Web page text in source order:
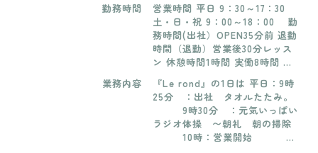
ルバイト】 時給1,300円（最低
賃金以上）※要相談/平日週２回
勤務、３時間～/土、日どちらか
勤務６時間～
勤務時間
営業時間 平日 9：30～17：30
土・日・祝 9：00～18：00 勤
務時間(出社）OPEN35分前 退勤
時間（退勤）営業後30分レッス
ン 休憩時間1時間 実働8時間 残
イト】 最低勤務日数・・週2
日、平日学校終わり＋土日（ど
ちらか） 最低勤務時間・・平
日 3時間、土曜日曜 6時間~
業務内容
『Le rond』の1日は 平日：9時
25分 ：出社 タオルたたみ。
9時30分 ：元気いっぱい
ラジオ体操 〜朝礼 朝の掃除
10時：営業開始